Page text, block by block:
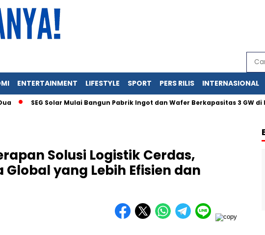
ENTERTAINMENT LIFESTYLE SPORT PERS RILIS INTERNASIONAL
SEG Solar Mulai Bangun Pabrik Ingot dan Wafer Berkapasitas 3 GW di
Solusi Logistik Cerdas,
yang Lebih Efisien dan